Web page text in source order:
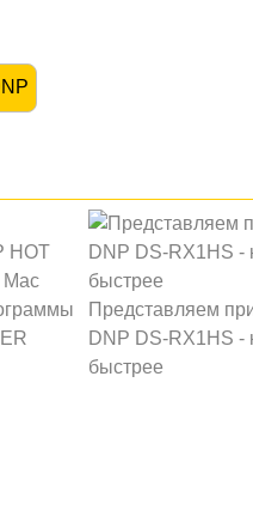
Представляем
DNP DS-RX1HS -
быстрее